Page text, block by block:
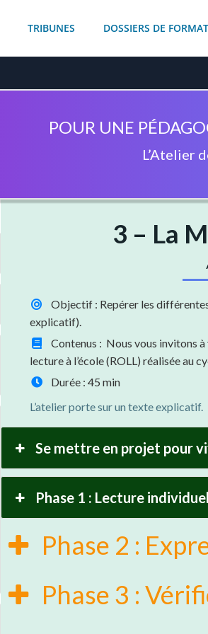
TRIBUNES DOSSIERS DE
POUR UNE
L’Atelier
3 – La
Objectif : Repérer les
explicatif).
Contenus : Nous vous invitons
lecture à l’école (ROLL) réalisée au
Durée : 45 min
L’atelier porte sur un texte explicatif.
Se mettre en projet pour
Phase 1 : Lecture
Phase 2 :
Phase 3 :